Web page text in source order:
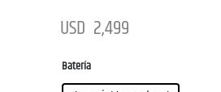
USD 2,499
Batería